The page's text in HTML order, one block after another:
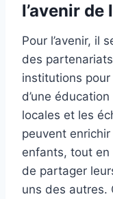
l’avenir de
Pour l’avenir, il
des
institutions
d’une
locales et les
peuvent enrichir
enfants, tout
de partager
uns des autres.